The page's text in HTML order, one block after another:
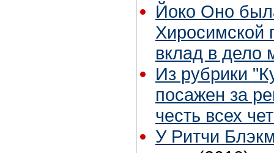
Йоко Оно
Хиросимской
вклад в дело
Из рубрики
посажен за
честь всех
У Ритчи